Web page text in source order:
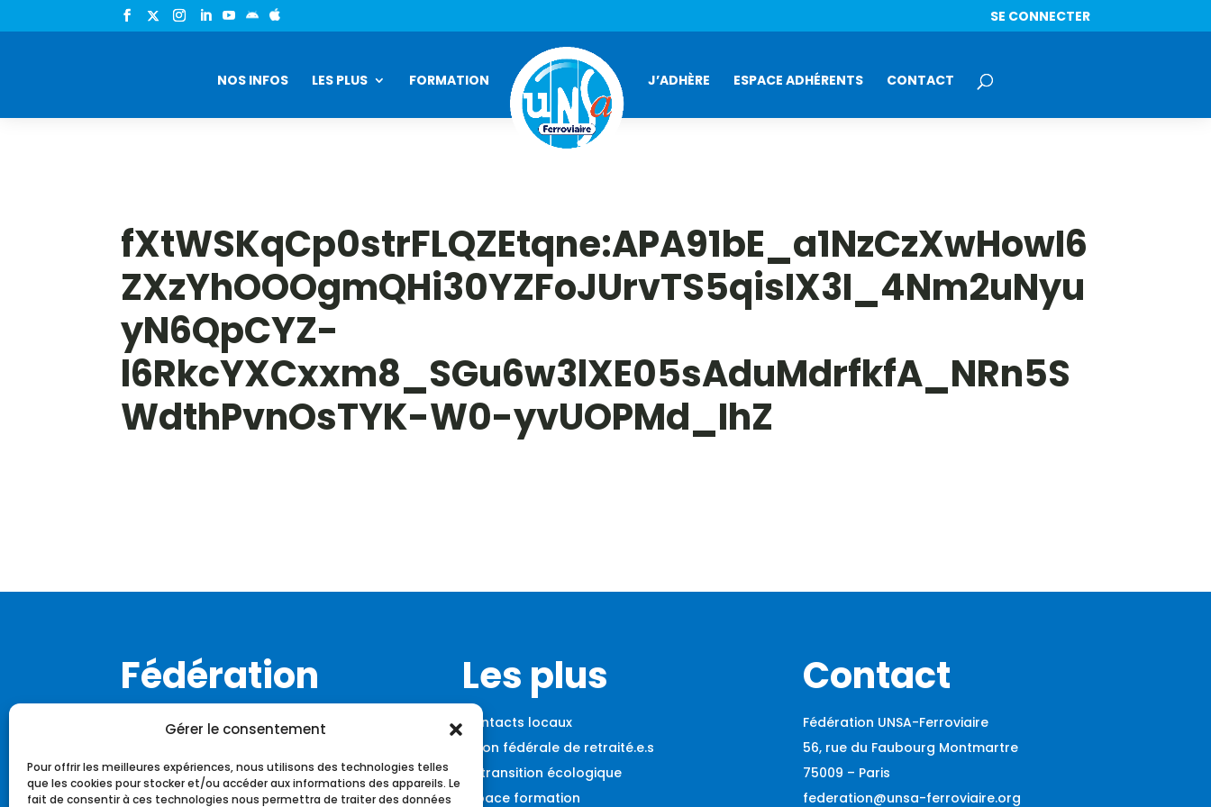
Gérer le consentement
Pour offrir les meilleures expériences, nous utilisons des technologies telles
que les cookies pour stocker et/ou accéder aux informations des appareils. Le
fait de consentir à ces technologies nous permettra de traiter des données
  SE CONNECTER
NOS INFOS LES PLUS FORMATION J’ADHÈRE ESPACE ADHÉRENTS CONTACT
fXtWSKqCp0strFLQZEtqne:APA91bE_a1NzCzXwHowI6
ZXzYhOOOgmQHi30YZFoJUrvTS5qisIX3I_4Nm2uNyu
yN6QpCYZ-
l6RkcYXCxxm8_SGu6w3lXE05sAduMdrfkfA_NRn5S
WdthPvnOsTYK-W0-yvUOPMd_IhZ
Fédération
Notre histoire
Notre charte
L’équipe fédérale
Les plus
Contacts locaux
Union fédérale de retraité.e.s
La transition écologique
Espace formation
Contact
Fédération UNSA-Ferroviaire
56, rue du Faubourg Montmartre
75009 – Paris
federation@unsa-ferroviaire.org